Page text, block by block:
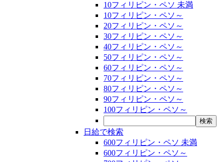
10フィリピン・ペソ 未満
10フィリピン・ペソ～
20フィリピン・ペソ～
30フィリピン・ペソ～
40フィリピン・ペソ～
50フィリピン・ペソ～
60フィリピン・ペソ～
70フィリピン・ペソ～
80フィリピン・ペソ～
90フィリピン・ペソ～
100フィリピン・ペソ～
日給で検索
600フィリピン・ペソ 未満
600フィリピン・ペソ～